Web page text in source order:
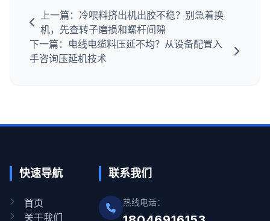
上一篇：冷喂料挤出机出胶不稳？别急着换
机，先查转子磨损和螺杆间隙
下一篇：电线电缆料压延不均？从设备配置入
手咨询压延机技术
快速导航
首页
关于我们
联系我们
热线电话：